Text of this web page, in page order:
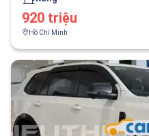
920 triệu
Hồ Chí Minh